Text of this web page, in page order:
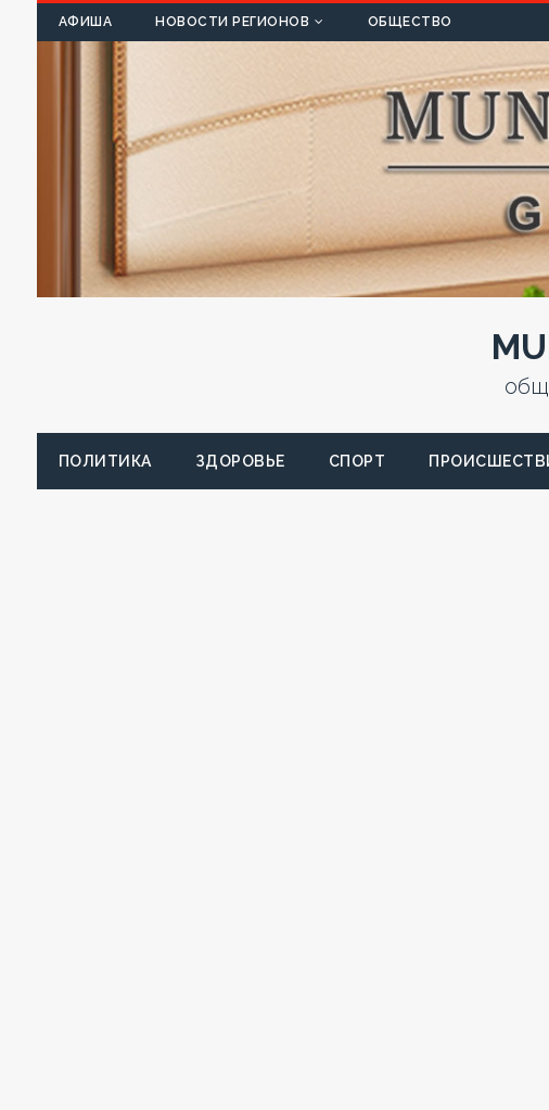
АФИША НОВОСТИ РЕГИОНОВ ОБЩЕСТВО
ПОЛИТИКА ЗДОРОВЬЕ СПОРТ